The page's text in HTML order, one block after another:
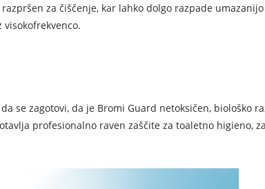
za čiščenje, kar lahko dolgo razpade
se zagotovi, da je Bromi Guard netoksičen, biološko
profesionalno raven zaščite za toaletno higieno,